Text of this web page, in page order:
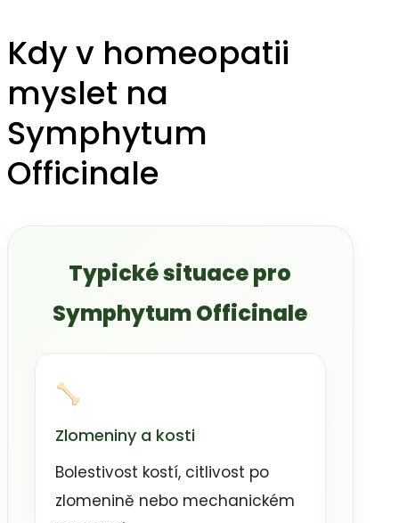
Kdy v homeopatii
myslet na
Symphytum
Officinale
Typické situace pro
Symphytum Officinale
Zlomeniny a kosti
Bolestivost kostí, citlivost po
zlomenině nebo mechanickém